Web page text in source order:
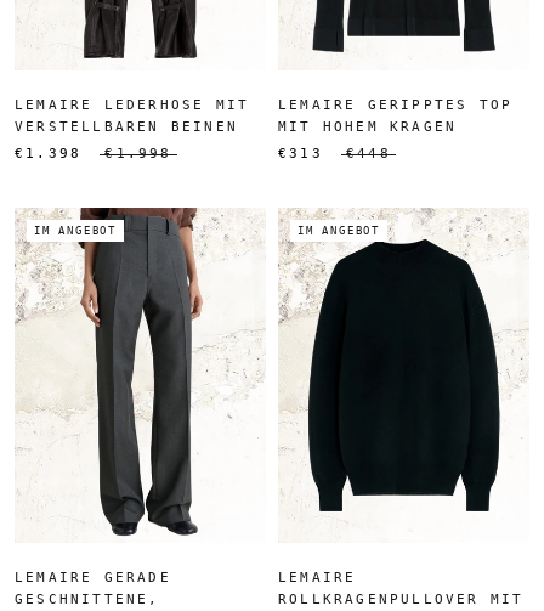
LEMAIRE LEDERHOSE MIT
VERSTELLBAREN BEINEN
€1.398
€1.998
LEMAIRE GERIPPTES TOP
MIT HOHEM KRAGEN
€313
€448
IM ANGEBOT
LEMAIRE GERADE
GESCHNITTENE,
IM ANGEBOT
LEMAIRE
ROLLKRAGENPULLOVER MIT